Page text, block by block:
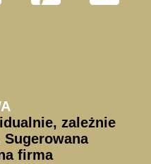
zależnie
firma